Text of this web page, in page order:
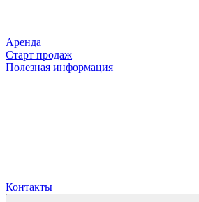
Аренда
Старт продаж
Полезная информация
Контакты